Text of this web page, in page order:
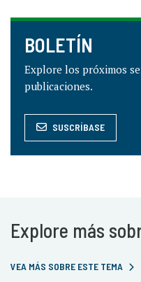
BOLETÍN
Explore los próximos
publicaciones.
SUSCRÍBASE
Explore más
VEA MÁS SOBRE ESTE TEMA